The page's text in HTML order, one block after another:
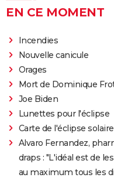
EN CE MOMENT
Incendies
Nouvelle canicule
Orages
Mort de Dominique
Joe Biden
Lunettes pour l'éclipse
Carte de l'éclipse
Alvaro Fernandez,
draps : "L'idéal est de
au maximum tous les